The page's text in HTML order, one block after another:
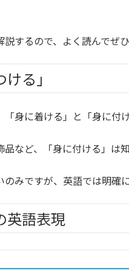
するので、よく読んでぜ
る」
身に着ける」と「身に付
品など、「身に付ける」は
みですが、英語では明確
英語表現